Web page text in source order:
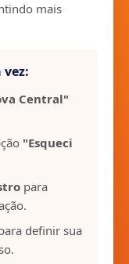
mais
Central"
"Esqueci
para
definir sua